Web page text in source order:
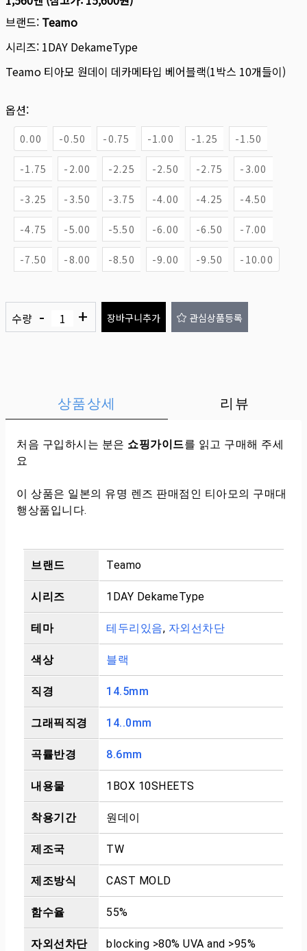
브랜드: Teamo
시리즈: 1DAY DekameType
Teamo 티아모 원데이 데카메타입 베어블랙(1박스 10개들이)
옵션:
0.00 -0.50 -0.75 -1.00 -1.25 -1.50
-1.75 -2.00 -2.25 -2.50 -2.75 -3.00
-3.25 -3.50 -3.75 -4.00 -4.25 -4.50
-4.75 -5.00 -5.50 -6.00 -6.50 -7.00
-7.50 -8.00 -8.50 -9.00 -9.50 -10.00
수량 - + 장바구니추가 관심상품등록
상품상세 리뷰
처음 구입하시는 분은 쇼핑가이드를 읽고 구매해 주세
요
이 상품은 일본의 유명 렌즈 판매점인 티아모의 구매대
행상품입니다.
브랜드 Teamo
시리즈 1DAY DekameType
테마 테두리있음, 자외선차단
색상 블랙
직경 14.5mm
그래픽직경 14..0mm
곡률반경 8.6mm
내용물 1BOX 10SHEETS
착용기간 원데이
제조국 TW
제조방식 CAST MOLD
함수율 55%
자외선차단 blocking >80% UVA and >95%